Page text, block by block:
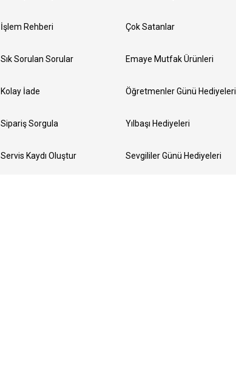
İşlem Rehberi
Sık Sorulan Sorular
Kolay İade
Sipariş Sorgula
Servis Kaydı Oluştur
Çok Satanlar
Emaye Mutfak Ürünleri
Öğretmenler Günü Hediyeleri
Yılbaşı Hediyeleri
Sevgililer Günü Hediyeleri